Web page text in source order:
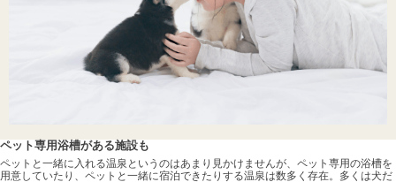
ペット専用浴槽がある施設も
ペットと一緒に入れる温泉というのはあまり見かけませんが、ペット専用の浴槽を
用意していたり、ペットと一緒に宿泊できたりする温泉は数多く存在。多くは犬だ